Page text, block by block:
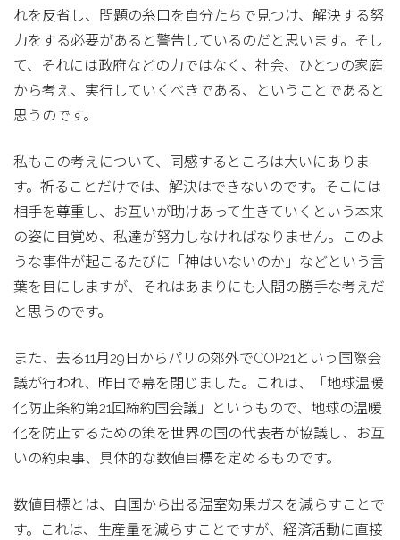
れを反省し、問題の糸口を自分たちで見つけ、解決する努
力をする必要があると警告しているのだと思います。そし
て、それには政府などの力ではなく、社会、ひとつの家庭
から考え、実行していくべきである、ということであると
思うのです。
私もこの考えについて、同感するところは大いにありま
す。祈ることだけでは、解決はできないのです。そこには
相手を尊重し、お互いが助けあって生きていくという本来
の姿に目覚め、私達が努力しなければなりません。このよ
うな事件が起こるたびに「神はいないのか」などという言
葉を目にしますが、それはあまりにも人間の勝手な考えだ
と思うのです。
また、去る11月29日からパリの郊外でCOP21という国際会
議が行われ、昨日で幕を閉じました。これは、「地球温暖
化防止条約第21回締約国会議」というもので、地球の温暖
化を防止するための策を世界の国の代表者が協議し、お互
いの約束事、具体的な数値目標を定めるものです。
数値目標とは、自国から出る温室効果ガスを減らすことで
す。これは、生産量を減らすことですが、経済活動に直接